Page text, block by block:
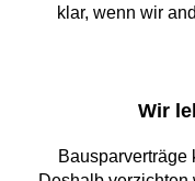
klar, wenn wir
Wir
Bausparverträge